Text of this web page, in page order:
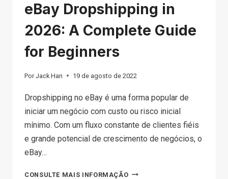
eBay Dropshipping in
2026: A Complete Guide
for Beginners
Por Jack Han 19 de agosto de 2022
Dropshipping no eBay é uma forma popular de
iniciar um negócio com custo ou risco inicial
mínimo. Com um fluxo constante de clientes fiéis
e grande potencial de crescimento de negócios, o
eBay…
CONSULTE MAIS INFORMAÇÃOEBAY